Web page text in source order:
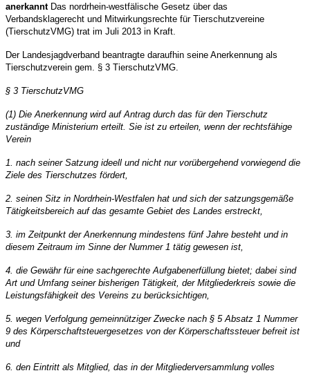
anerkanntDas nordrhein-westfälische Gesetz über das
Verbandsklagerecht und Mitwirkungsrechte für Tierschutzvereine
(TierschutzVMG) trat im Juli 2013 in Kraft.
Der Landesjagdverband beantragte daraufhin seine Anerkennung als
Tierschutzverein gem. § 3 TierschutzVMG.
§ 3 TierschutzVMG
(1) Die Anerkennung wird auf Antrag durch das für den Tierschutz
zuständige Ministerium erteilt. Sie ist zu erteilen, wenn der rechtsfähige
Verein
1. nach seiner Satzung ideell und nicht nur vorübergehend vorwiegend die
Ziele des Tierschutzes fördert,
2. seinen Sitz in Nordrhein-Westfalen hat und sich der satzungsgemäße
Tätigkeitsbereich auf das gesamte Gebiet des Landes erstreckt,
3. im Zeitpunkt der Anerkennung mindestens fünf Jahre besteht und in
diesem Zeitraum im Sinne der Nummer 1 tätig gewesen ist,
4. die Gewähr für eine sachgerechte Aufgabenerfüllung bietet; dabei sind
Art und Umfang seiner bisherigen Tätigkeit, der Mitgliederkreis sowie die
Leistungsfähigkeit des Vereins zu berücksichtigen,
5. wegen Verfolgung gemeinnütziger Zwecke nach § 5 Absatz 1 Nummer
9 des Körperschaftsteuergesetzes von der Körperschaftssteuer befreit ist
und
6. den Eintritt als Mitglied, das in der Mitgliederversammlung volles